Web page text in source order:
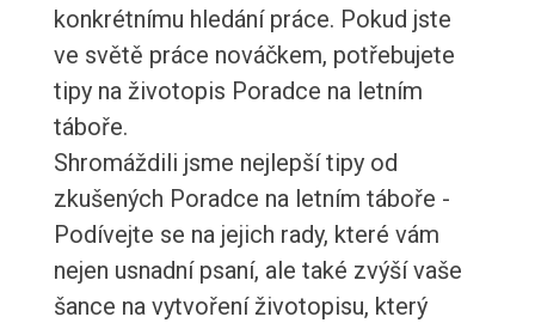
konkrétnímu hledání práce. Pokud jste
ve světě práce nováčkem, potřebujete
tipy na životopis Poradce na letním
táboře.
Shromáždili jsme nejlepší tipy od
zkušených Poradce na letním táboře -
Podívejte se na jejich rady, které vám
nejen usnadní psaní, ale také zvýší vaše
šance na vytvoření životopisu, který